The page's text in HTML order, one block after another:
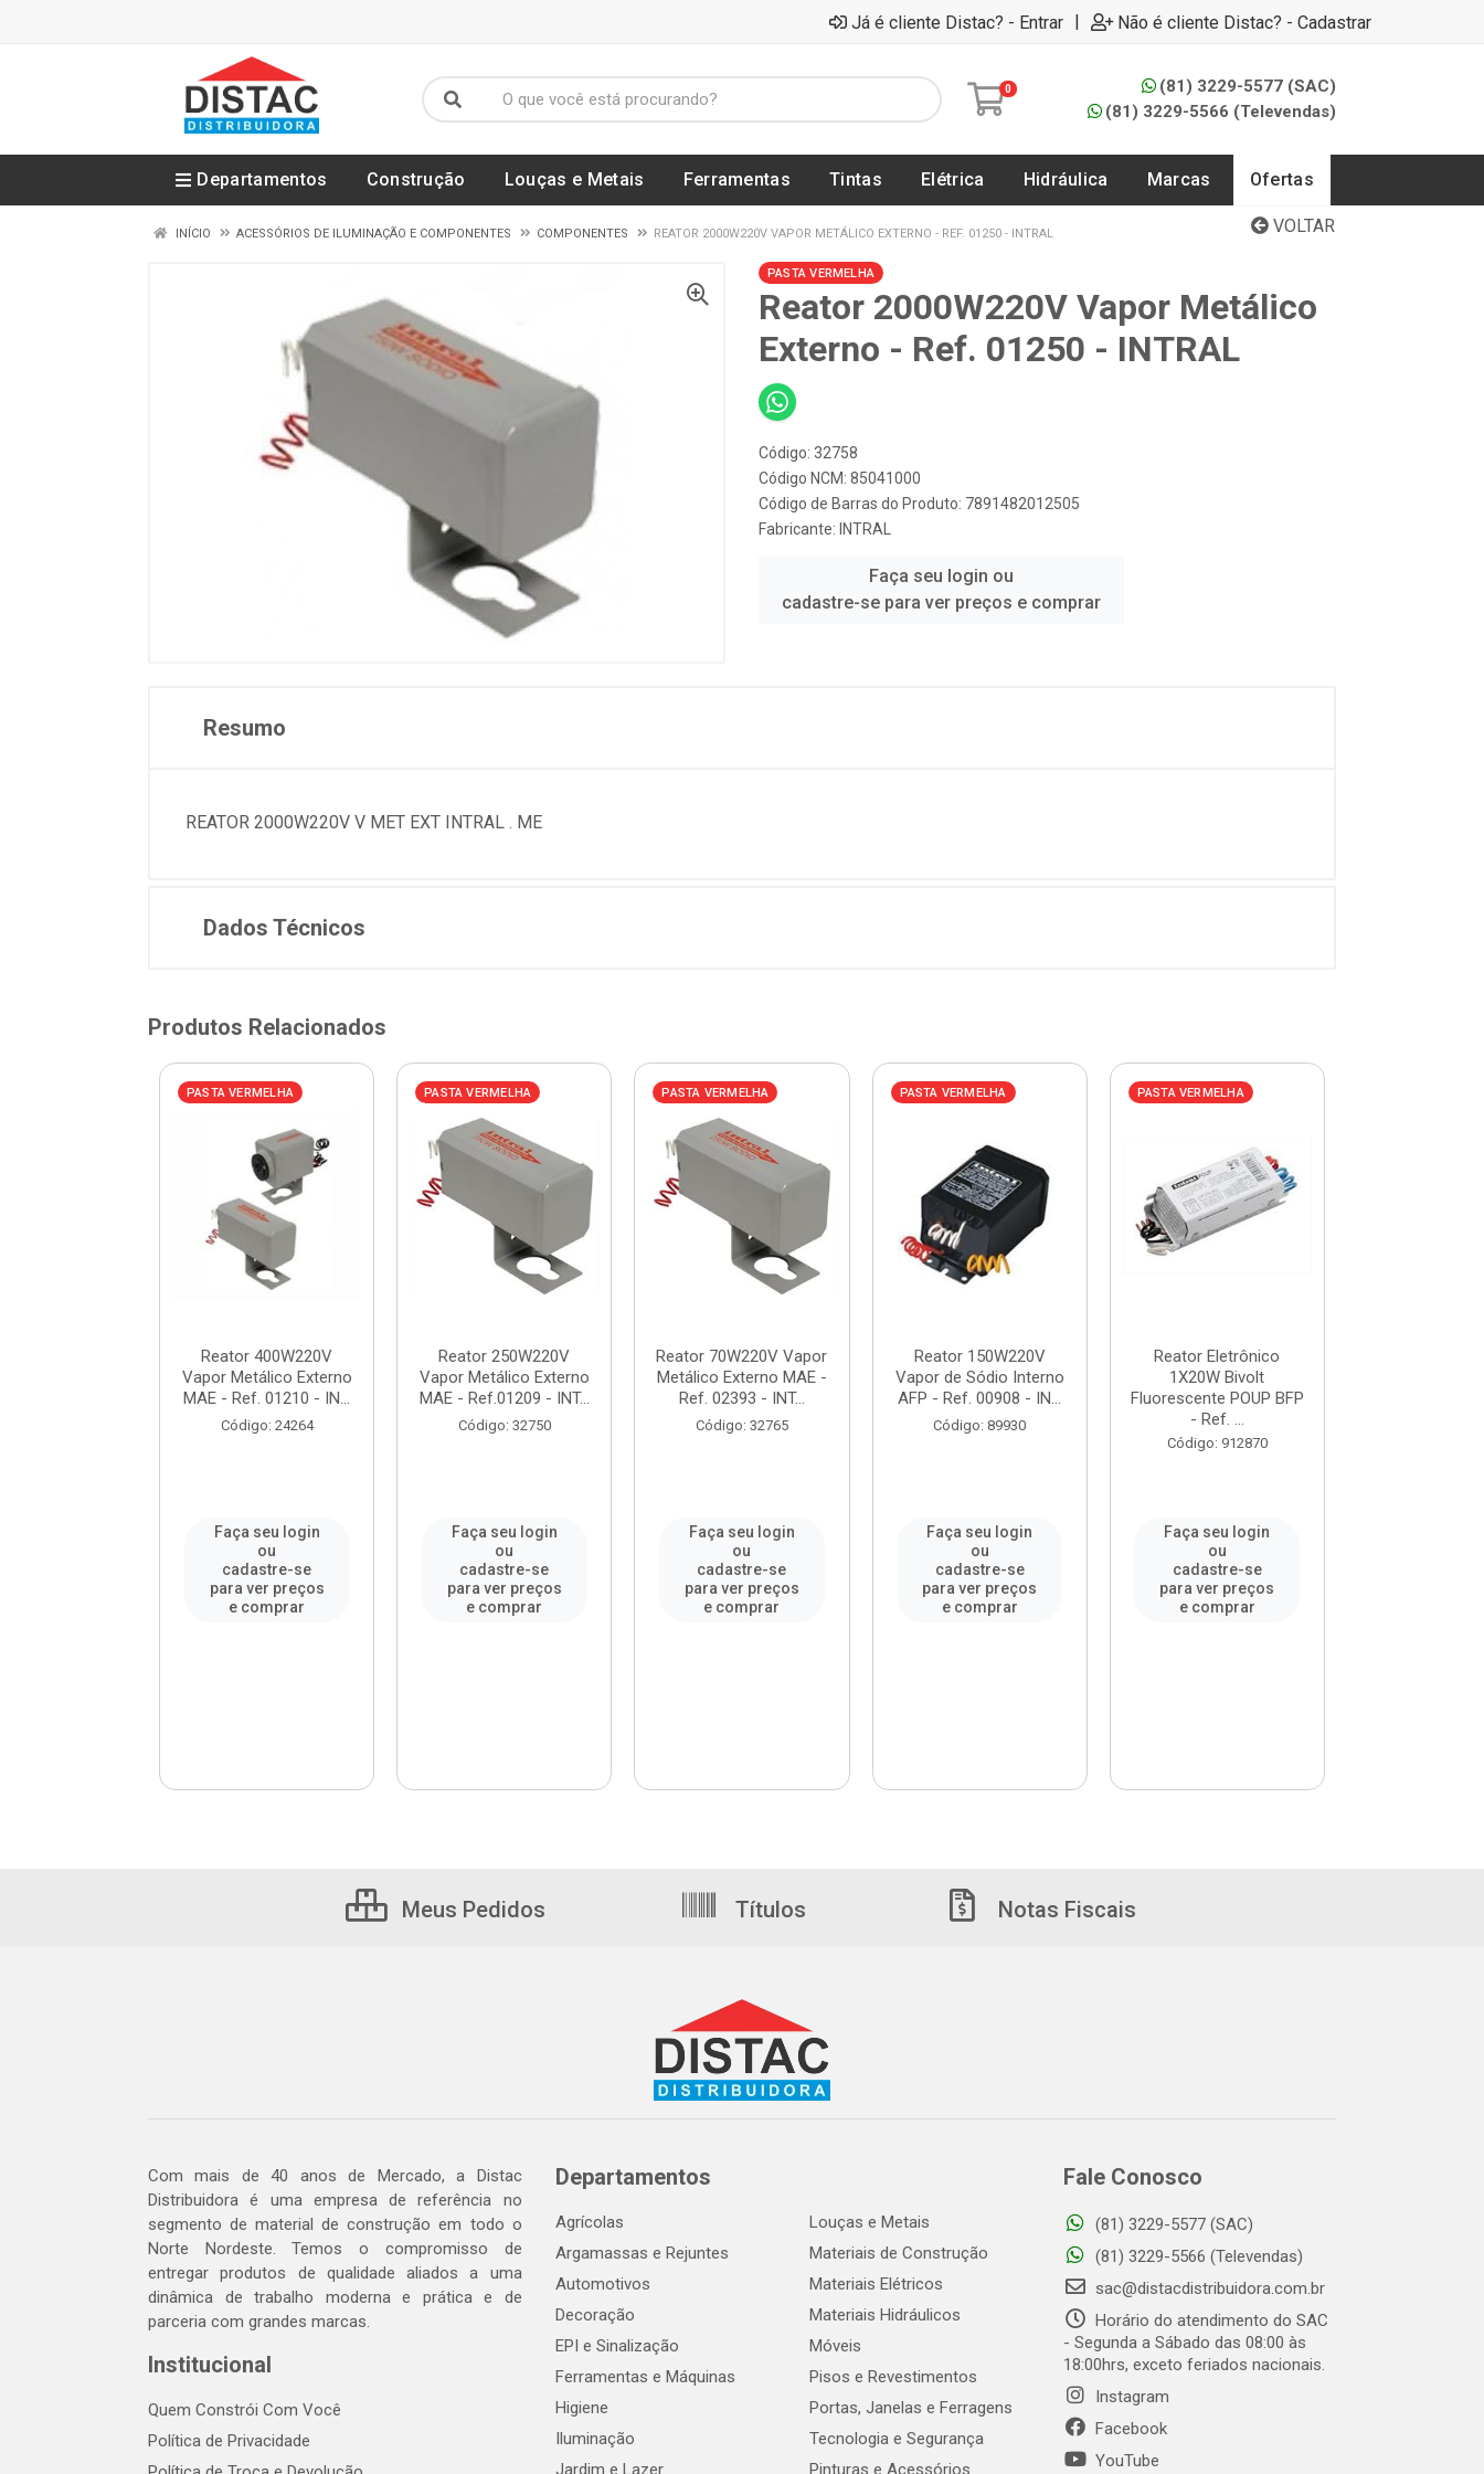
Já é cliente Distac? - Entrar | Não é cliente Distac? - Cadastrar
0
(81) 3229-5577 (SAC)
(81) 3229-5566 (Televendas)
Departamentos Construção Louças e Metais Ferramentas Tintas Elétrica Hidráulica Marcas Ofertas
VOLTAR
INÍCIO ACESSÓRIOS DE ILUMINAÇÃO E COMPONENTES COMPONENTES REATOR 2000W220V VAPOR METÁLICO EXTERNO - REF. 01250 - INTRAL
PASTA VERMELHA
Reator 2000W220V Vapor Metálico
Externo - Ref. 01250 - INTRAL
Código: 32758
Código NCM: 85041000
Código de Barras do Produto: 7891482012505
Fabricante: INTRAL
Faça seu login ou
cadastre-se para ver preços e comprar
Resumo
REATOR 2000W220V V MET EXT INTRAL . ME
Dados Técnicos
Produtos Relacionados
PASTA VERMELHA
Reator 400W220V
Vapor Metálico Externo
MAE - Ref. 01210 - IN...
Código: 24264
Faça seu login
ou
cadastre-se
para ver preços
e comprar
PASTA VERMELHA
Reator 250W220V
Vapor Metálico Externo
MAE - Ref.01209 - INT...
Código: 32750
Faça seu login
ou
cadastre-se
para ver preços
e comprar
PASTA VERMELHA
Reator 70W220V Vapor
Metálico Externo MAE -
Ref. 02393 - INT...
Código: 32765
Faça seu login
ou
cadastre-se
para ver preços
e comprar
PASTA VERMELHA
Reator 150W220V
Vapor de Sódio Interno
AFP - Ref. 00908 - IN...
Código: 89930
Faça seu login
ou
cadastre-se
para ver preços
e comprar
PASTA VERMELHA
Reator Eletrônico
1X20W Bivolt
Fluorescente POUP BFP
- Ref. ...
Código: 912870
Faça seu login
ou
cadastre-se
para ver preços
e comprar
Meus Pedidos Títulos Notas Fiscais
Com mais de 40 anos de Mercado, a Distac
Distribuidora é uma empresa de referência no
segmento de material de construção em todo o
Norte Nordeste. Temos o compromisso de
entregar produtos de qualidade aliados a uma
dinâmica de trabalho moderna e prática e de
parceria com grandes marcas.
Institucional
Quem Constrói Com Você
Política de Privacidade
Departamentos
Agrícolas
Argamassas e Rejuntes
Automotivos
Decoração
EPI e Sinalização
Ferramentas e Máquinas
Higiene
Iluminação
Jardim e Lazer
Louças e Metais
Materiais de Construção
Materiais Elétricos
Materiais Hidráulicos
Móveis
Pisos e Revestimentos
Portas, Janelas e Ferragens
Tecnologia e Segurança
Pinturas e Acessórios
Fale Conosco
(81) 3229-5577 (SAC)
(81) 3229-5566 (Televendas)
sac@distacdistribuidora.com.br
Horário do atendimento do SAC
- Segunda a Sábado das 08:00 às
18:00hrs, exceto feriados nacionais.
Instagram
Facebook
YouTube